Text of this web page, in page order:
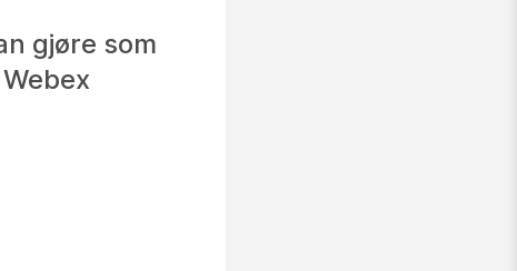
gjøre som